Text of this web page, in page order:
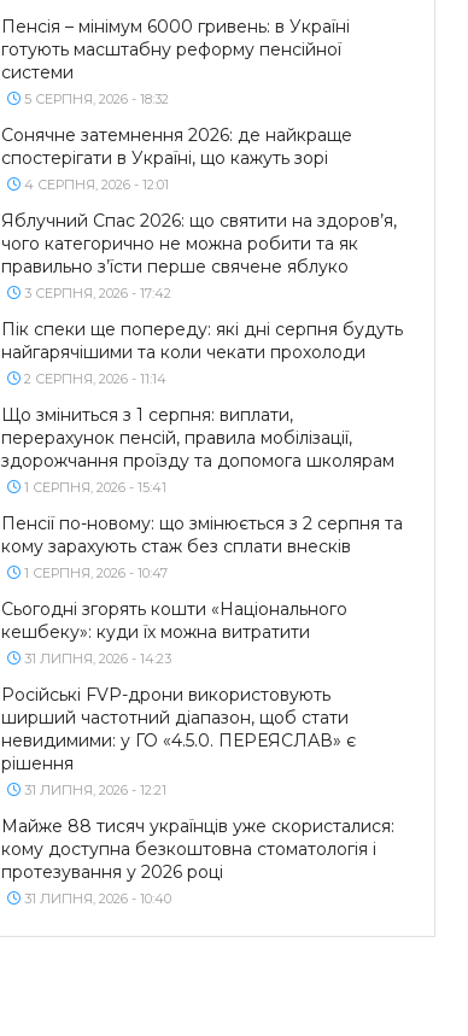
Пенсія – мінімум 6000 гривень: в Україні
готують масштабну реформу пенсійної
системи
5 СЕРПНЯ, 2026 - 18:32
Сонячне затемнення 2026: де найкраще
спостерігати в Україні, що кажуть зорі
4 СЕРПНЯ, 2026 - 12:01
Яблучний Спас 2026: що святити на здоров’я,
чого категорично не можна робити та як
правильно з’їсти перше свячене яблуко
3 СЕРПНЯ, 2026 - 17:42
Пік спеки ще попереду: які дні серпня будуть
найгарячішими та коли чекати прохолоди
2 СЕРПНЯ, 2026 - 11:14
Що зміниться з 1 серпня: виплати,
перерахунок пенсій, правила мобілізації,
здорожчання проїзду та допомога школярам
1 СЕРПНЯ, 2026 - 15:41
Пенсії по-новому: що змінюється з 2 серпня та
кому зарахують стаж без сплати внесків
1 СЕРПНЯ, 2026 - 10:47
Сьогодні згорять кошти «Національного
кешбеку»: куди їх можна витратити
31 ЛИПНЯ, 2026 - 14:23
Російські FVP-дрони використовують
ширший частотний діапазон, щоб стати
невидимими: у ГО «4.5.0. ПЕРЕЯСЛАВ» є
рішення
31 ЛИПНЯ, 2026 - 12:21
Майже 88 тисяч українців уже скористалися:
кому доступна безкоштовна стоматологія і
протезування у 2026 році
31 ЛИПНЯ, 2026 - 10:40